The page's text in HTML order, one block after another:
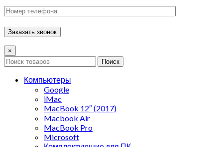
×
Поиск
Компьютеры
Google
iMac
MacBook 12″ (2017)
Macbook Air
MacBook Pro
Microsoft